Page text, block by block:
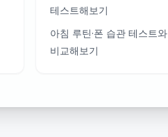
테스트해보기
아침 루틴·폰 습관 테스트와
비교해보기